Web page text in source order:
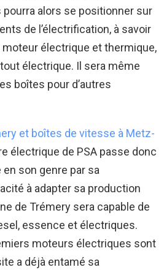
alors se positionner sur
de l’électrification, à savoir
moteur électrique et thermique,
électrique. Il sera même
boîtes pour d’autres
et boîtes de vitesse à Metz-
électrique de PSA passe donc
en son genre par sa
à adapter sa production
de Trémery sera capable de
essence et électriques.
moteurs électriques sont
a déjà entamé sa